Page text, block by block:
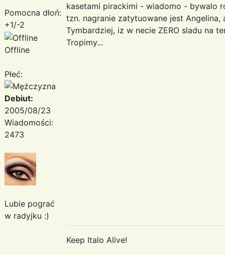
Pomocna dłoń:
+1/-2
Offline
Płeć:
Debiut:
2005/08/23
Wiadomości:
2473
Lubie pograć
w radyjku :)
kasetami pirackimi - wiadomo - bywalo
tzn. nagranie zatytuowane jest
Tymbardziej, iz w necie ZERO sladu na
Tropimy...
Keep Italo Alive!